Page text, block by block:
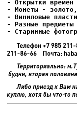
- Старинные
Телефон +7 985
211-86-66 Почта:
Территориально:
будни, вторая
Либо приезд к Вам
куплю, хотя бы что-то